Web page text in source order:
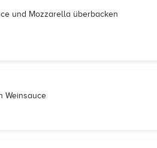
und Mozzarella überbacken
Weinsauce